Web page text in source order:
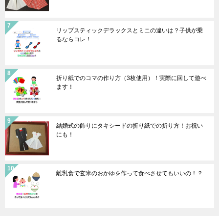
リップスティックデラックスとミニの違いは？子供が乗
るならコレ！
折り紙でのコマの作り方（3枚使用）！実際に回して遊べ
ます！
結婚式の飾りにタキシードの折り紙での折り方！お祝い
にも！
離乳食で玄米のおかゆを作って食べさせてもいいの！？